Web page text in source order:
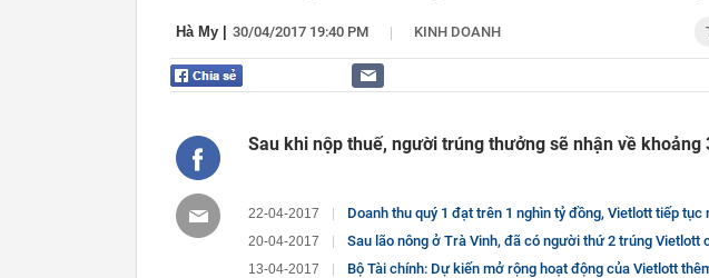
Hà My 30/04/2017 19:40 PM | KINH DOANH
Sau khi nộp thuế, người trúng thưởng sẽ nhận về khoảng
22-04-2017 Doanh thu quý 1 đạt trên 1 nghìn tỷ đồng, Vietlott tiếp
20-04-2017 Sau lão nông ở Trà Vinh, đã có người thứ 2 trúng Vietlott
13-04-2017 Bộ Tài chính: Dự kiến mở rộng hoạt động của Vietlott